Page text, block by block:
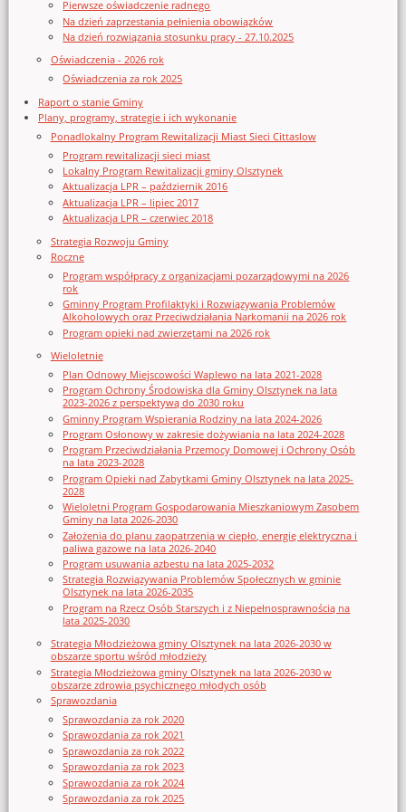
Pierwsze oświadczenie radnego
Na dzień zaprzestania pełnienia obowiązków
Na dzień rozwiązania stosunku pracy - 27.10.2025
Oświadczenia - 2026 rok
Oświadczenia za rok 2025
Raport o stanie Gminy
Plany, programy, strategie i ich wykonanie
Ponadlokalny Program Rewitalizacji Miast Sieci Cittaslow
Program rewitalizacji sieci miast
Lokalny Program Rewitalizacji gminy Olsztynek
Aktualizacja LPR – październik 2016
Aktualizacja LPR – lipiec 2017
Aktualizacja LPR – czerwiec 2018
Strategia Rozwoju Gminy
Roczne
Program współpracy z organizacjami pozarządowymi na 2026
rok
Gminny Program Profilaktyki i Rozwiązywania Problemów
Alkoholowych oraz Przeciwdziałania Narkomanii na 2026 rok
Program opieki nad zwierzętami na 2026 rok
Wieloletnie
Plan Odnowy Miejscowości Waplewo na lata 2021-2028
Program Ochrony Środowiska dla Gminy Olsztynek na lata
2023-2026 z perspektywą do 2030 roku
Gminny Program Wspierania Rodziny na lata 2024-2026
Program Osłonowy w zakresie dożywiania na lata 2024-2028
Program Przeciwdziałania Przemocy Domowej i Ochrony Osób
na lata 2023-2028
Program Opieki nad Zabytkami Gminy Olsztynek na lata 2025-
2028
Wieloletni Program Gospodarowania Mieszkaniowym Zasobem
Gminy na lata 2026-2030
Założenia do planu zaopatrzenia w ciepło, energię elektryczna i
paliwa gazowe na lata 2026-2040
Program usuwania azbestu na lata 2025-2032
Strategia Rozwiązywania Problemów Społecznych w gminie
Olsztynek na lata 2026-2035
Program na Rzecz Osób Starszych i z Niepełnosprawnością na
lata 2025-2030
Strategia Młodzieżowa gminy Olsztynek na lata 2026-2030 w
obszarze sportu wśród młodzieży
Strategia Młodzieżowa gminy Olsztynek na lata 2026-2030 w
obszarze zdrowia psychicznego młodych osób
Sprawozdania
Sprawozdania za rok 2020
Sprawozdania za rok 2021
Sprawozdania za rok 2022
Sprawozdania za rok 2023
Sprawozdania za rok 2024
Sprawozdania za rok 2025